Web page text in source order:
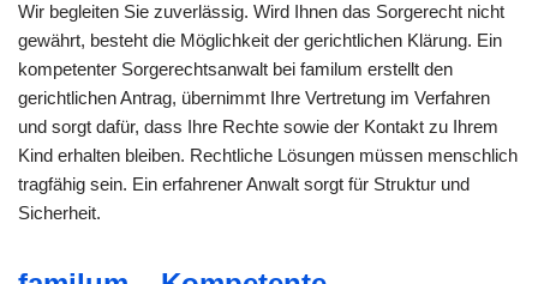
Wir begleiten Sie zuverlässig. Wird Ihnen das Sorgerecht nicht
gewährt, besteht die Möglichkeit der gerichtlichen Klärung. Ein
kompetenter Sorgerechtsanwalt bei familum erstellt den
gerichtlichen Antrag, übernimmt Ihre Vertretung im Verfahren
und sorgt dafür, dass Ihre Rechte sowie der Kontakt zu Ihrem
Kind erhalten bleiben. Rechtliche Lösungen müssen menschlich
tragfähig sein. Ein erfahrener Anwalt sorgt für Struktur und
Sicherheit.